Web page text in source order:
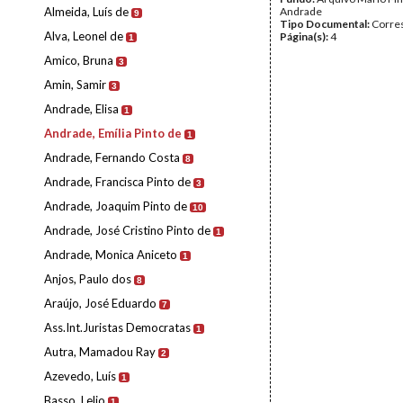
Almeida, Luís de 9
Alva, Leonel de 1
Amico, Bruna 3
Amin, Samir 3
Andrade, Elisa 1
Andrade, Emília Pinto de 1
Andrade, Fernando Costa 8
Andrade, Francisca Pinto de 3
Andrade, Joaquim Pinto de 10
Andrade, José Cristino Pinto de 1
Andrade, Monica Aniceto 1
Anjos, Paulo dos 8
Araújo, José Eduardo 7
Ass.Int.Juristas Democratas 1
Autra, Mamadou Ray 2
Azevedo, Luís 1
Andrade
Tipo Documental:
Página(s):4